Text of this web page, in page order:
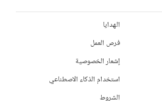
الهدايا
فرص العمل
إشعار الخصوصية
استخدام الذكاء الاصطناعي
الشروط